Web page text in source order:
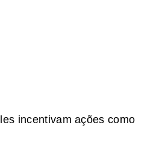
incentivam ações como